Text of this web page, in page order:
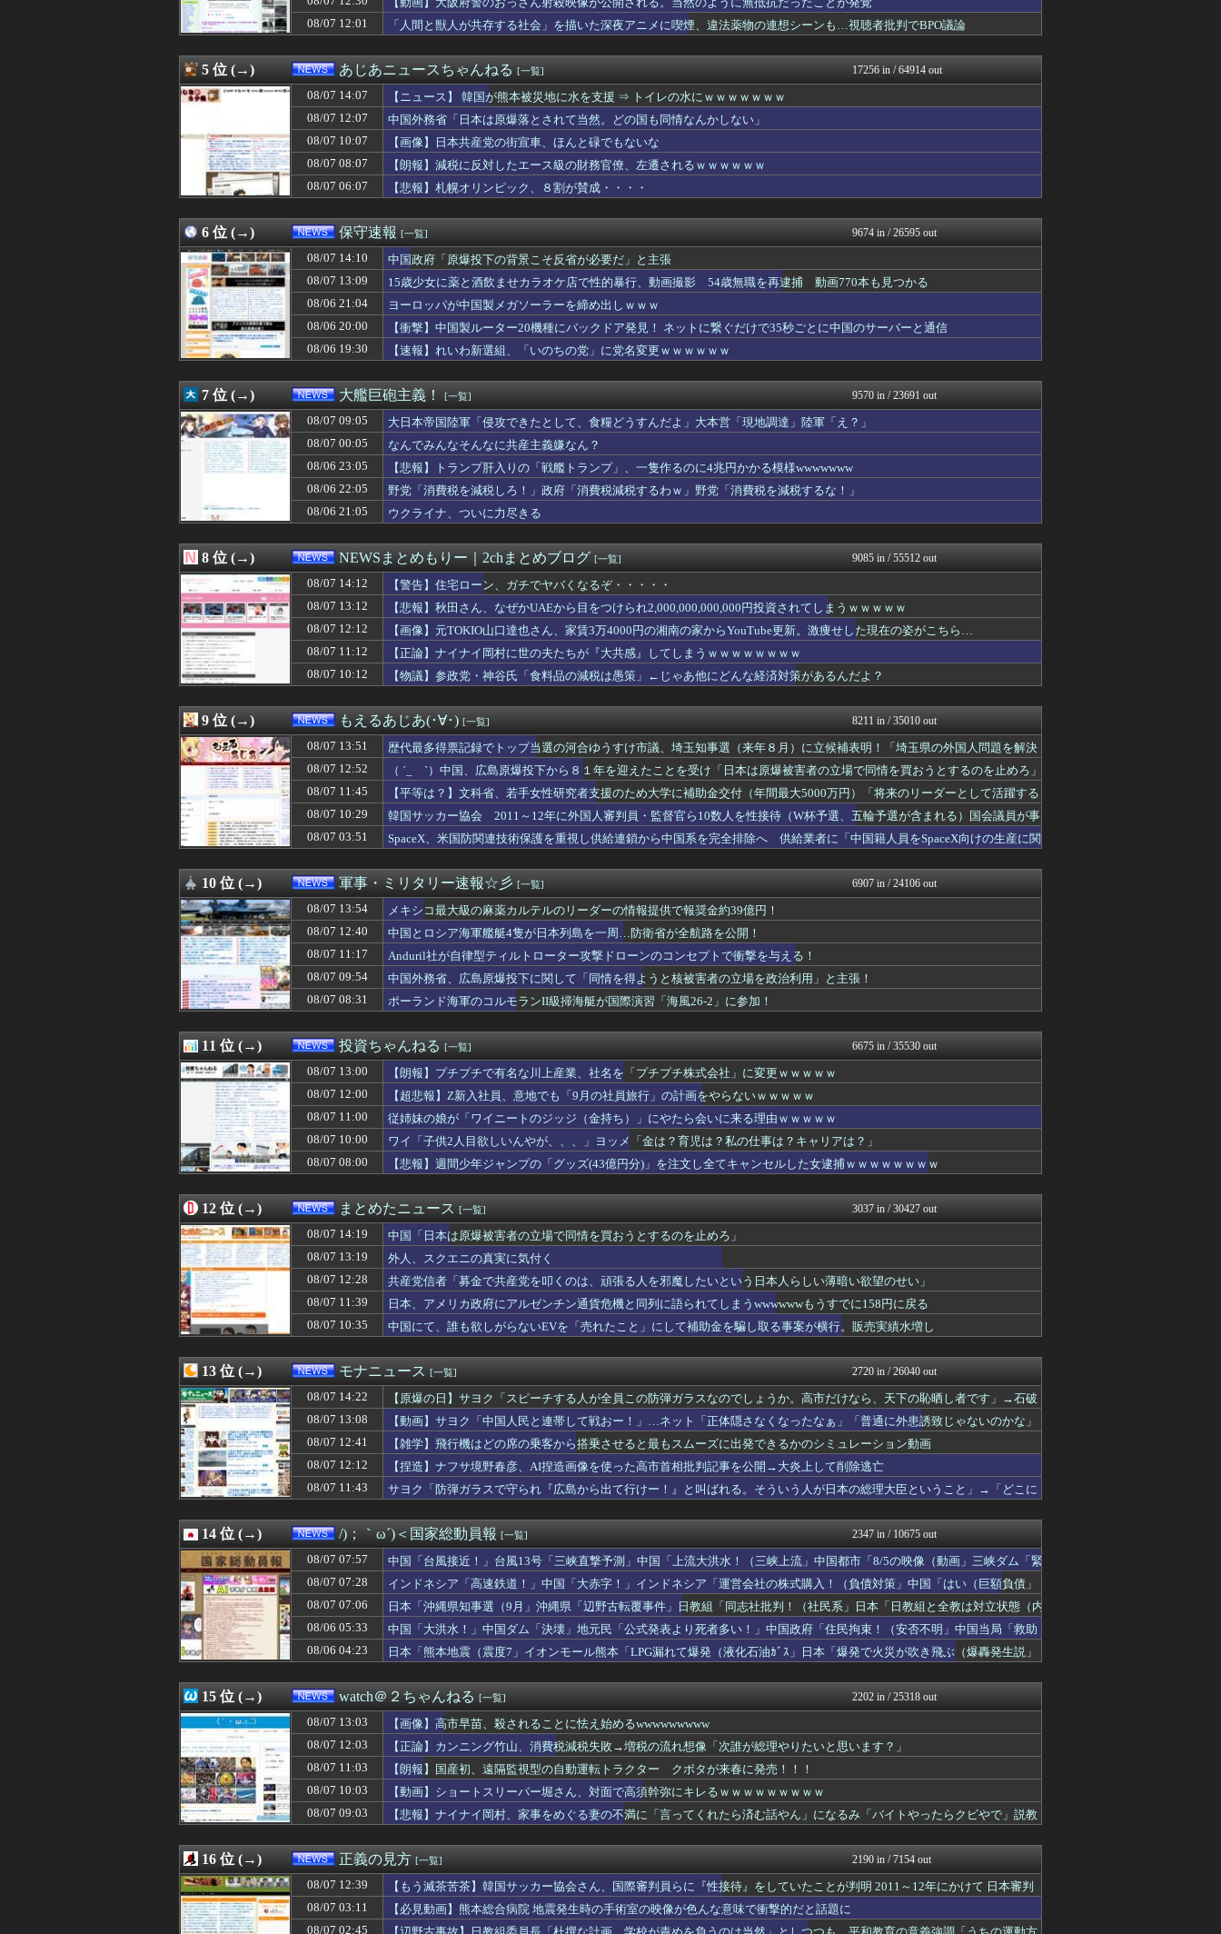
08/07 12:29
「あのヤフコメ民すらドン引きしてて草」と某事件の衝撃的な公判が話題に、なんか変...
U-1 NEWS.
08/07 12:29
【消費減税】日本の社会保障、岐路に 財源5兆円見通し立たず
日本第一！ニュース録
08/07 12:21
財務省､4～6月の為替介入日数は大型連休中3日間 総額11兆7349億円 4月...
理想ちゃんねる
08/07 12:20
【画像】コミケのインタビュー、とんでもない逸材が登場ｗｗｗｗｗｗ 【Picku...
アルファルファモザイク＠ネ...
08/07 12:19
今週末、日本一過酷な山岳レース「TJAR」が開催される
【捏造】ナフサ境野春彦、AI捏造画像を使った高市首相批判記事を公開→大炎上して...
モナニュース
【画像】元TOKIO山口達也さん、家賃3万4000円の湘南の家からYouTub...
NEWSまとめもりー｜2c...
08/07 12:10
【広陵高野球部暴力問題】第三委「事実を認めることは困難」元部員「SNS開示請求...
08/07 12:09
クレーンゲームの景品で乳酸菌飲料をゲット、だが飲んでみると妙に酸っぱくて体調が...
08/07 12:08
【悲報】玉川徹さん、警官の発泡での包丁男死亡に「絶対に死刑にならない罪なのに警...
政経ワロスまとめニュース♪
08/07 12:07
中国外務省「日本は原爆落とされて当然。どの国も同情なんかしない」
08/07 12:01
「人間と獣人が共存する社会」を描いた深夜アニメに喫煙、違法薬物の連想シーンも…...
08/07 12:00
松のや「ママ応援企画」がなぜ許されない？「窮屈な世の中」に住む不幸、「尊重し合...
常識的に考えた
08/07 12:00
【超悲報】Z新入社員、意地でも「9月の社員旅行」の計画をやらないｗｗｗｗｗ
08/07 12:00
小池知事、「ブラックボックス」批判した自民都連と蜜月 変化の事情
黒マッチョニュース
08/07 12:00
【画像】貴島明日香さん、陰キャが最も苦手そうな“陽のオーラ”を放つｗｗｗｗ
アルファルファモザイク＠ネ...
08/07 12:00
【従業員退職型倒産】従業員「退職」で倒産、5年連続で増加 過去最多ペースで推移...
08/07 12:00
【悲報】地震の瞬間の手術室の防犯カメラ映像！
ニュース30over
08/07 12:00
小学校講師、とんでもない所からのタレコミがあり児童ポルノ禁止法違反で逮捕
オレ的ゲーム速報＠刃
08/07 12:00
安亭事件とは何か——労働者が上海・南京間の鉄道を31時間止めた造反派の始まり
08/07 11:54
企業の採用試験でタイムキーパーを志願した人が盛大にミス、グループは険悪になりタ...
U-1 NEWS.
08/07 11:50
実証実験都市「ウーブン・シティ」が一般の居住希望者の募集開始 すでにトヨタ関係...
08/07 11:50
平和活動家がいなくなると平和 [8/7]
国難にあってもの申す！！
08/07 11:45
【平等は？】文科省、若手女性研究者支援のため大学に補助金交付（年間最大5000...
もえるあじあ(･∀･)
08/07 11:43
サヨク「防弾ガラスで守られ『広島から出て行けー！』と叫ばれる。そういう人が日本...
モナニュース
08/07 11:40
中国「日本は原爆被害者の立場で同情を買おうとするのを止めろ」
にゅーすアルー！
【速報】財務省、大型連休中の為替介入日数は3日間＝総額11兆7349億円
おーるじゃんる
08/07 11:39
日本、アメリカ政府にアルゼンチン通貨危機と同列に語られてしまうwwwwwwもう...
まとめたニュース
08/07 11:32
【速報】れいわ新選組、「いのちの党」に党名変更
08/07 11:30
【これは酷い】ペットの健康診断を定期的にしていない人、その理由が終わっていた…...
オレ的ゲーム速報＠刃
08/07 11:29
【参政党】神谷代表、食料品の消費減税「天下の愚策だ」と批判
08/07 11:24
韓国KOSPIで徹底的に儲けたい某海外資本、韓国人投資家に楽観的すぎる未来予測...
08/07 11:17
Anduril社が自律型ティルトローター攻撃ドローンのコンセプトで衝撃を与える...
軍事・ミリタリー速報☆彡
08/07 11:16
元区議団長 「共産党は義援金を被災地に持ってはいく。が、持って行った先で党の活...
おーるじゃんる
08/07 11:15
FIFA制裁待ったなし 〜 韓国警察、大韓サッカー協会を家宅捜索 代表監督選...
反日愚国 恨寓瘻
08/07 11:13
洋服の青山も｢空調ウェア｣を発売ｗｗｗｗｗ
08/07 11:12
【正論】ナイナイ岡村に世の夫たちが『大共感』してしまうｗｗｗｗｗｗｗｗ
NEWSまとめもりー｜2c...
08/07 11:10
【速報】外人の医療費未払いが多すぎたので病院が外人の治療を断るようになってしま...
おーるじゃんる
08/07 11:03
【朗報】国産初、遠隔監視型の自動運転トラクター クボタが来春に発売！！！
watch＠２ちゃんねる
08/07 11:01
“外国人の職員採用”を巡りアンケート設問 「差別にはあたらない」として公表する...
痛いニュース(ﾉ∀`)
08/07 11:00
従姉妹の娘が「ワイニートのジッジ（金持ち）」にやたら会いに来る理由ｗｗｗｗｗ
投資ちゃんねる
08/07 11:00
【悲報】Googleエンジニア「AIで仕事は楽になった。でも、つまらなくなった...
アルファルファモザイク＠ネ...
08/07 11:00
あまりにも酷すぎる出来でバカにされまくったアニメ『ワンダンス』、原作者本人が手...
オレ的ゲーム速報＠刃
08/07 11:00
【熊本地震】共産党・寺本けんた「災害募金に関するデマを流す人は被災地への支援を...
モナニュース
08/07 11:00
「深酒を控えて」熊本県警がXで注意喚起 「泥酔者」通報頻発、これは地震被害の影...
みそパンNEWS
08/07 11:00
【魚】琉球大、宮古島沖で世界2例目・日本初記録の「コモレビアゴアマダイ」発見
常識的に考えた
08/07 10:55
「プチプチ」の川上産業、「プチプチ株式会社」に社名変更 創業58年で [8/...
国難にあってもの申す！！
08/07 10:40
エッセイスト「原爆を二度と使わせてはならない」→「もちろん中国の核も非難する？...
にゅーすアルー！
08/07 10:40
【速報】米国、韓国防衛に短距離戦術核を検討※韓国談
おーるじゃんる
08/07 10:35
中国にて、誰も欲しがらないEVを「売れたこと」にして補助金を騙し取る事案が横行...
08/07 10:33
ソーシャルゲームのプランナーやってるけど質問ある？
08/07 10:29
韓国サッカー協会 2011～12年に外国人審判員・監督官ら10数人を性接待（W...
もえるあじあ(･∀･)
08/07 10:29
岸田文雄元首相､円安を阻止するために日米の通貨当局が実施した為替介入は｢一時し...
08/07 10:20
新党設立についてひろゆきさん「公約守らなかったら給料を差し押さえて市民に配りま...
オレ的ゲーム速報＠刃
08/07 10:16
【国防】被爆者団体「非核三原則見直し論は許すわけにいかない」 ネット「議論すら...
モナニュース
08/07 10:15
街の弁当屋さん「消費税が下がっても値下げしません」
かせまと！
08/07 10:09
高市首相への賛同コメントの多さに苛立つ左派、これは不正工作に違いない！と確信し...
U-1 NEWS.
08/07 10:08
【速報】れいわ新選組、党名を「いのちの党」へ変更表明 → ﾈｯﾄ「ギャグセンス...
政経ワロスまとめニュース♪
08/07 10:07
【画像】日本共産党の街宣車、ほんと碌でもないな
08/07 10:03
【動画】ショートスリーパー堀さん、対面で高須幹弥にキレるｗｗｗｗｗｗｗｗｗ
08/07 10:00
【動画】ショートスリーパー堀大輔さん、対面で高須幹弥氏にガチギレ 思ったよりも...
オレ的ゲーム速報＠刃
08/07 10:00
【脳科学】仮名と漢字の書字障害に関わる脳内ネットワークが異なることを解明 横浜...
08/07 10:00
【速報】高市首相が熊本県氷川町の避難所を訪問
黒マッチョニュース
08/07 10:00
【東大】2年連続赤字へ 「貯金」数年で枯渇、研究者の削減不可避
みそパンNEWS
08/07 10:00
日本の地震被害に支援したのに…「韓国産の水は水洗トイレに」
痛いニュース(ﾉ∀`)
08/07 09:55
円高デメリット…米S&P500が最高値も円高でオルカン・S＆P500投信の含み...
国難にあってもの申す！！
08/07 09:54
中国外務省、広島原爆投下に関して「同情を得ようと核被害者の立場を政治利用」と主...
軍事・ミリタリー速報☆彡
08/07 09:40
被爆者団体「政府与党で言われている非核三原則の見直し、許すわけにはいかない」
08/07 09:40
中国にて、誰も欲しがらないEVを「売れたこと」にして補助金を騙し取る事案が横行...
08/07 09:29
中露軍艦4隻が”日本一周”
日本第一！ニュース録
08/07 09:27
【ダブスタ】逆に立憲の支持者に聞きたい。前回参院選で2年限定の食料品減税って聞...
モナニュース
08/07 09:26
【為替相場】ドル円は1ドル158円台半ば 介入警戒をしつつ円売りが続行
かせまと！
08/07 09:24
万年赤字のインドネシア新幹線。負債を埋めるため政府が過半数の株式を引き受ける
まとめたニュース
08/07 09:21
不動産投資ファンド｢みんなで大家さん｣､約2881億円の債務超過 分配金の支払...
理想ちゃんねる
08/07 09:20
【日本水産物輸入禁止に釈明が必要】 韓国のCPTPP加盟への課題を関西外大教授...
キムチ速報
08/07 09:15
次の選挙迄の命だな 〜 【速報】れいわ新選組、新たな党名は「いのちの党」 略称...
反日愚国 恨寓瘻
08/07 09:12
【悲報】愛煙家の岸谷蘭丸、『大爆発』してしまう！！！！！！
NEWSまとめもりー｜2c...
08/07 09:08
【悲報】熊本県知事、報道陣土足取材にマジギレ「遺族や被災者から強い不満でてる！...
政経ワロスまとめニュース♪
08/07 09:05
大日本帝国陸軍「侵攻できたとして、食糧どうすんだよ」大本営「現地調達」陸軍「え...
大艦巨砲主義！
08/07 09:03
【悲報】ナイナイ岡村、家事をめぐる妻の不満に「言ってくれたら済む話やん」になる...
watch＠２ちゃんねる
08/07 09:00
東大さえ赤字、足かせ多く稼げぬ国立大学法人 研究開発費20年横ばい
みそパンNEWS
08/07 09:00
【消費減税】日本の社会保障、岐路に 財源5兆円見通し立たず
常識的に考えた
08/07 09:00
【世界三大料理】トルコが選ばれた理由がヤバい！ネット民が激論した結果
モッコスヌ〜ン
08/07 08:55
「盗人たけだけしい」中国国防省が防衛白書に反発 「日本の新型軍国主義」と批判 ...
国難にあってもの申す！！
08/07 08:33
最近冷たい空調服ってやつが出てるらしくめっちゃ欲しい
かせまと！
08/07 08:31
ポーランド海軍のコルモランII級掃海艇が国際演習「海風26-2」に参加！
軍事・ミリタリー速報☆彡
08/07 08:29
【悲報】野党「減税しろ！！」高市「やります」野党「無責任な減税はやめろ！財源は...
まとめたニュース
08/07 08:29
米穀商社の木徳神糧4-6月期経常利益、前年同期比97.7％減の0.7億円に減益
日本第一！ニュース録
08/07 08:20
【聯合ニュース】 韓国サッカー協会 2011～12年に国際審判員らを性接待
キムチ速報
08/07 08:13
【画像】農家ワイが作ったタマネギ、お前らの想像する1.5倍はデカいぞ
理想ちゃんねる
08/07 08:12
【悲報】元フジテレビ渡邊渚さん、『地獄』に逆戻りしてしまう・・・・・
NEWSまとめもりー｜2c...
08/07 08:11
辻元清美「おい、高市。総理大臣という立場だとしても、自分のやってる感を出す効果...
とりのまるやき（保守）
08/07 08:09
【悲報】保守党・百田代表、甲子園でインドネシア人が始球式登場に怒り「甲子園を政...
政経ワロスまとめニュース♪
08/07 08:07
【朗報】減税に反対したエース級の財務官僚、左遷されるｗｗｗｗｗｗ あじあニュースちゃんねる
08/07 12:01
「人間と獣人が共存する社会」を描いた深夜アニメに喫煙、違法薬物の連想シーンも…視聴者批判でBPO議論
5 位 (→) あじあニュースちゃんねる [一覧] 17256 in / 64914 out
08/07 14:07
【ニュース】 韓国が熊本被災地に水を支援 ⇒ トイレの水にｗｗｗｗｗｗｗ
08/07 12:07
中国外務省「日本は原爆落とされて当然。どの国も同情なんかしない」
08/07 10:07
【画像】日本共産党の街宣車、ほんと碌でもないな
08/07 08:07
【朗報】減税に反対したエース級の財務官僚、左遷されるｗｗｗｗｗｗ
08/07 06:07
【悲報】札幌オリンピック、８割が賛成・・・・
6 位 (→) 保守速報 [一覧] 9674 in / 26595 out
08/07 14:10
中国政府「原爆投下の背景こそ反省が必要だ」と主張
08/07 13:09
15歳少女に薬と酒飲ませカラオケ店で性的暴行、動画撮影 54歳無職を再逮捕 動画770本も見つかる
08/06 21:04
ヨーロッパが中国製メガソーラーを締め出しｗｗｗ
08/06 20:00
【衝撃】中国製ルーター20機種にバックドア発見！ ネットに繋ぐだけで35秒ごとに中国のサーバーと通信
08/06 19:30
【速報】れいわ新選組、「いのちの党」に党名変更ｗｗｗｗｗｗ
7 位 (→) 大艦巨砲主義！ [一覧] 9570 in / 23691 out
08/07 09:05
大日本帝国陸軍「侵攻できたとして、食糧どうすんだよ」大本営「現地調達」陸軍「え？」
08/07 00:05
なんでみんなそんなに共産主義嫌なん？
08/06 23:05
【悲報】トランプ肝入りの「戦艦トランプ」、一隻作るのに4兆円かかる模様wwwwwww
08/06 22:05
野党「消費税を減税しろ！」政府「消費税減税するわｗ」野党「消費税を減税するな！」
08/06 21:05
ウクライナ、ついに力尽きる
8 位 (→) NEWSまとめもりー｜2chまとめブログ [一覧] 9085 in / 55512 out
08/07 14:12
【警告】住宅ローン、ガチでヤバくなるぞ・・・・・
08/07 13:12
【悲報】秋田さん、なぜかUAEから目をつけられ2,000,000,000,000円投資されてしまうｗｗｗｗｗ
08/07 12:12
【画像】元TOKIO山口達也さん、家賃3万4000円の湘南の家からYouTube更新。激痩せした現在の姿がこちら…
08/07 11:12
【正論】ナイナイ岡村に世の夫たちが『大共感』してしまうｗｗｗｗｗｗｗｗ
08/07 10:12
【物議】参政党・神谷氏「食料品の減税は愚策」←じゃあ他にどんな経済対策があるんだよ？
9 位 (→) もえるあじあ(･∀･) [一覧] 8211 in / 35010 out
08/07 13:51
歴代最多得票記録でトップ当選の河合ゆうすけ市議、埼玉知事選（来年８月）に立候補表明！「埼玉県の外国人問題を解決
するには、知事選で保守の政治家が立ち上がるしかない」保守一本化を訴え
08/07 12:52
（ ´_ゝ`）中国、広島原爆投下から８１年を迎えたことを受け「日本は原爆被害者の立場で同情を買おうとするのを止めろ」
08/07 11:45
【平等は？】文科省、若手女性研究者支援のため大学に補助金交付（年間最大5000万円）「将来のリーダーとして活躍する
（女性の）人材を輩出したい」
08/07 10:29
韓国サッカー協会 2011～12年に外国人審判員・監督官ら10数人を性接待（W杯予選、五輪予選が含まれる）国会議員が事
実確認
08/07 03:51
SpaceX、米国防関連技術保護を重視し供給連鎖から中国系を完全排除へ 供給業者に「中国籍人員をSpaceX向けの生産に関
10 位 (→) 軍事・ミリタリー速報☆彡 [一覧] 6907 in / 24106 out
08/07 13:54
メキシコ最大級の麻薬カルテルのリーダーの情報提供で報奨金約39億円！
08/07 12:40
中国とロシア海軍艦艇4隻が日本列島を一周…防衛省が全航路を公開！
08/07 11:17
Anduril社が自律型ティルトローター攻撃ドローンのコンセプトで衝撃を与える！
08/07 09:54
中国外務省、広島原爆投下に関して「同情を得ようと核被害者の立場を政治利用」と主張！
08/07 08:31
ポーランド海軍のコルモランII級掃海艇が国際演習「海風26-2」に参加！
11 位 (→) 投資ちゃんねる [一覧] 6675 in / 35530 out
08/07 13:00
【朗報】プチプチで有名な川上産業、社名を「プチプチ株式会社」に変更ｗｗｗｗｗ
08/07 12:00
【超悲報】Z新入社員、意地でも「9月の社員旅行」の計画をやらないｗｗｗｗｗ
08/07 11:00
従姉妹の娘が「ワイニートのジッジ（金持ち）」にやたら会いに来る理由ｗｗｗｗｗ
08/07 10:00
ワイ「子供2人目欲しいんやが、、、」ヨッメ「金は？育児は？私の仕事は？キャリアは？」
08/07 08:00
【悲報】週間少年ジャンプの「グッズ(43億円分)」を注文し全てキャンセルした女逮捕ｗｗｗｗｗｗｗｗ
12 位 (→) まとめたニュース [一覧] 3037 in / 30427 out
08/07 14:19
中国「日本は原爆被害者の立場で同情を買おうとするのを止めろ」
08/07 13:19
外人、スクエニの真実に気付く
08/07 12:28
共産党信者「募金で共産党を叩くのは、頑張る人を邪魔したいという日本人らしい薄暗い欲望のせい」
08/07 11:39
日本、アメリカ政府にアルゼンチン通貨危機と同列に語られてしまうwwwwwwもうすでに158円に戻る
08/07 10:35
中国にて、誰も欲しがらないEVを「売れたこと」にして補助金を騙し取る事案が横行。販売実績水増し
13 位 (→) モナニュース [一覧] 2720 in / 26040 out
08/07 14:22
【原爆の日】サヨク「スピーチする人が全員この防弾ガラスなのでしょうか。高市だけなら、天下の恥晒し者です」→石破
茂も防弾ガラスで演説してました
08/07 13:08
【動画】サヨク「中国人民と連帯して戦おー！」…ネット「正体隠さなくなったなぁ」「普通に外患誘致じゃないのかな」
08/07 12:41
【雑学】飛行機はどの席の乗客から搭乗させると最もスムーズに出発できるかのシミュレーション動画
08/07 12:12
【捏造】ナフサ境野春彦、AI捏造画像を使った高市首相批判記事を公開→大炎上して削除逃亡
08/07 11:43
サヨク「防弾ガラスで守られ『広島から出て行けー！』と叫ばれる。そういう人が日本の総理大臣ということ」→「どこに
14 位 (→) /)；｀ω´)＜国家総動員報 [一覧] 2347 in / 10675 out
08/07 07:57
中国「台風接近！」台風13号「三峡直撃予測」中国「上流大洪水！（三峡上流」中国都市「8/5の映像（動画」三峡ダム「緊
急放流（決壊危機」中国「下流大水害（震え声」→
08/07 07:28
インドネシア「高速鉄道！」中国「大赤字！」インドネシア「運営会社の株式購入！（負債対策」中国「はい（巨額負債」
インドネシア「700km延伸計画！（実質中止」→
08/07 07:06
日本「沖縄県知事選（9月」沖縄県「辺野古転覆事件」日教組「同志社批判！（社民系」日本「日教組と全教は対立状態（内
ｹﾞﾊﾞ」特別調査委員会「同志社に猛省促す」→
08/06 05:33
中国「大洪水！」中国ダム「決壊」地元民「公式発表より死者多い！」中国政府「住民拘束！（安否不明」中国当局「救助
隊動画も削除」台風13号「三峡ﾀﾞﾑ接近中」→
08/06 04:23
日本「熊本地震（震度7」イオンモール熊本「LPG漏れて爆発（液化石油ｶﾞｽ」日本「爆発で火災が吹き飛ぶ（爆轟発生説」
15 位 (→) watch＠２ちゃんねる [一覧] 2202 in / 25318 out
08/07 13:03
【画像】高市早苗、殺されることに怯え始めるwwwwwwwww
08/07 12:03
【正論】カンニング竹山、消費税減税失敗→増税の流れ想像「次誰が総理やりたいと思います？」
08/07 11:03
【朗報】国産初、遠隔監視型の自動運転トラクター クボタが来春に発売！！！
08/07 10:03
【動画】ショートスリーパー堀さん、対面で高須幹弥にキレるｗｗｗｗｗｗｗｗｗ
08/07 09:03
【悲報】ナイナイ岡村、家事をめぐる妻の不満に「言ってくれたら済む話やん」になるみ「バイトやったらクビやで」説教
16 位 (→) 正義の見方 [一覧] 2190 in / 7154 out
08/07 12:39
【もう滅茶苦茶】韓国サッカー協会さん、国際審判員らに『性接待』をしていたことが判明 2011～12年にかけて 日本審判
も対象との指摘も
08/07 03:11
【必見動画】熊本総合病院 地震発生時の手術室の映像が色んな意味で衝撃的だと話題に
08/07 02:45